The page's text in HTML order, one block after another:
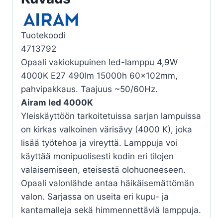
OP
määrä
Tuotekoodi
4713792
Opaali vakiokupuinen led-lamppu 4,9W
4000K E27 490lm 15000h 60x102mm,
pahvipakkaus. Taajuus ~50/60Hz.
Airam led 4000K
Yleiskäyttöön tarkoitetuissa sarjan lampuissa
on kirkas valkoinen värisävy (4000 K), joka
lisää työtehoa ja vireyttä. Lamppuja voi
käyttää monipuolisesti kodin eri tilojen
valaisemiseen, eteisestä olohuoneeseen.
Opaali valonlähde antaa häikäisemättömän
valon. Sarjassa on useita eri kupu- ja
kantamalleja sekä himmennettäviä lamppuja.